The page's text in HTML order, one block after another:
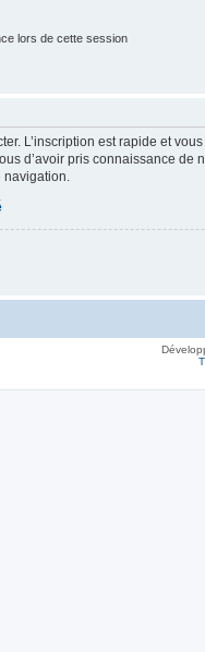
lors de cette session
L’inscription est rapide et
d’avoir pris connaissance
navigation.